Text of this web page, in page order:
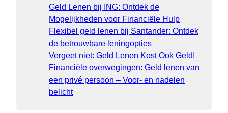
Geld Lenen bij ING: Ontdek de
Mogelijkheden voor Financiële Hulp
Flexibel geld lenen bij Santander: Ontdek
de betrouwbare leningopties
Vergeet niet: Geld Lenen Kost Ook Geld!
Financiële overwegingen: Geld lenen van
een privé persoon – Voor- en nadelen
belicht